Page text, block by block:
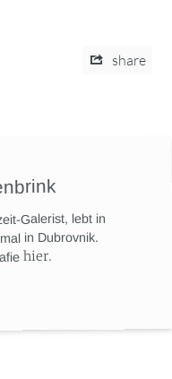
share
Galerist, lebt in
in Dubrovnik.
hier.